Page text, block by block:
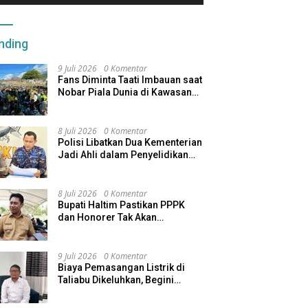
9 Juli 2026 0 Komentar
Fans Diminta Taati Imbauan saat
Nobar Piala Dunia di Kawasan
8 Juli 2026 0 Komentar
Polisi Libatkan Dua Kementerian
Jadi Ahli dalam Penyelidikan
8 Juli 2026 0 Komentar
Bupati Haltim Pastikan PPPK
dan Honorer Tak Akan
9 Juli 2026 0 Komentar
Biaya Pemasangan Listrik di
Taliabu Dikeluhkan, Begini